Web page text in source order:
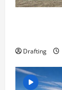
Drafting